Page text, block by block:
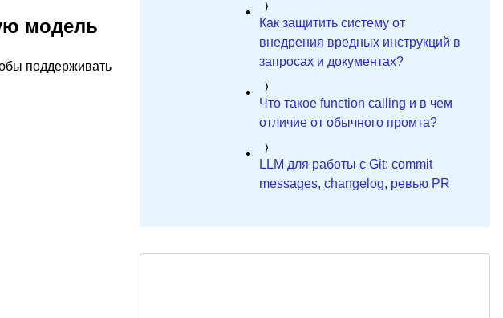
модель
поддерживать
Как защитить систему от
внедрения вредных инструкций в
запросах и документах?
Что такое function calling и в чем
отличие от обычного промта?
LLM для работы с Git: commit
messages, changelog, ревью PR